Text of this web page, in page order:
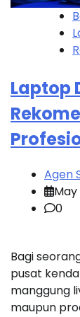
Laptop
Agen
May
0
Bagi
pusat
manggung
maupun